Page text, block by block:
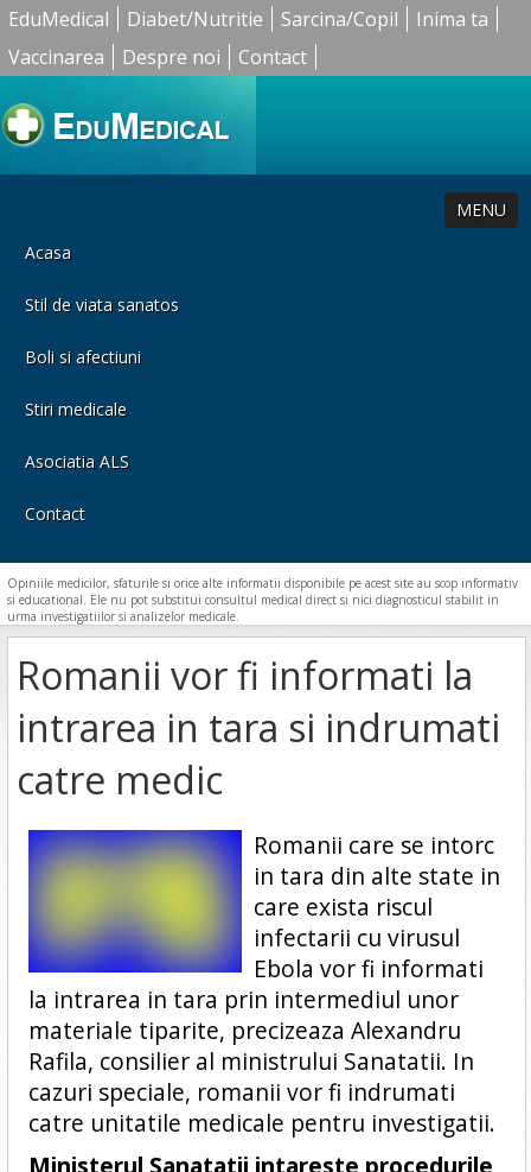
EduMedical Diabet/Nutritie Sarcina/Copil
Inima ta
Vaccinarea
Despre noi Contact
MENU
Acasa
Stil de viata sanatos
Boli si afectiuni
Stiri medicale
Asociatia ALS
Contact
Opiniile medicilor, sfaturile si orice alte informatii disponibile pe acest site au scop informativ
si educational. Ele nu pot substitui consultul medical direct si nici diagnosticul stabilit in
urma investigatiilor si analizelor medicale.
Romanii vor fi informati la
intrarea in tara si indrumati
catre medic
Romanii care se intorc
in tara din alte state in
care exista riscul
infectarii cu virusul
Ebola vor fi informati
la intrarea in tara prin intermediul unor
materiale tiparite, precizeaza Alexandru
Rafila, consilier al ministrului Sanatatii. In
cazuri speciale, romanii vor fi indrumati
catre unitatile medicale pentru investigatii.
Ministerul Sanatatii intareste procedurile